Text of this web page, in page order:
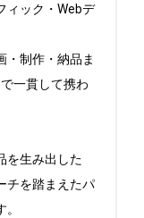
ィック・Webデ
・制作・納品ま
一貫して携わ
を生み出した
チを踏まえたパ